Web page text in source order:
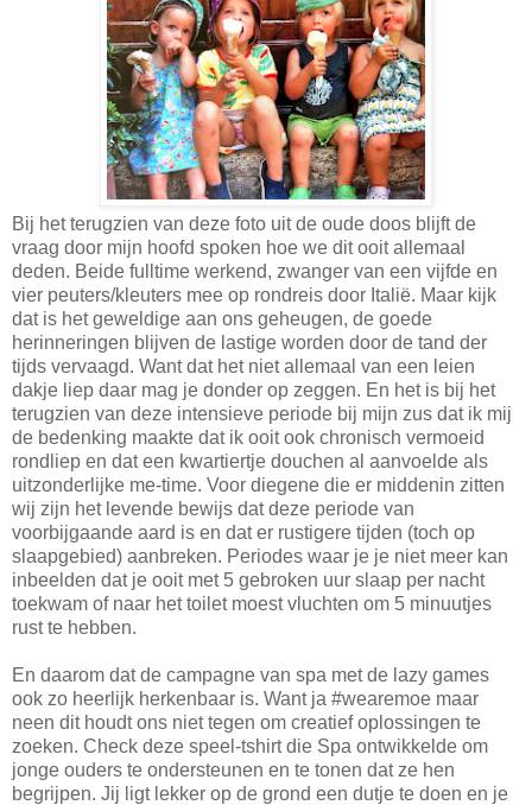
Bij het terugzien van deze foto uit de oude doos blijft de
vraag door mijn hoofd spoken hoe we dit ooit allemaal
deden. Beide fulltime werkend, zwanger van een vijfde en
vier peuters/kleuters mee op rondreis door Italië. Maar kijk
dat is het geweldige aan ons geheugen, de goede
herinneringen blijven de lastige worden door de tand der
tijds vervaagd. Want dat het niet allemaal van een leien
dakje liep daar mag je donder op zeggen. En het is bij het
terugzien van deze intensieve periode bij mijn zus dat ik mij
de bedenking maakte dat ik ooit ook chronisch vermoeid
rondliep en dat een kwartiertje douchen al aanvoelde als
uitzonderlijke me-time. Voor diegene die er middenin zitten
wij zijn het levende bewijs dat deze periode van
voorbijgaande aard is en dat er rustigere tijden (toch op
slaapgebied) aanbreken. Periodes waar je je niet meer kan
inbeelden dat je ooit met 5 gebroken uur slaap per nacht
toekwam of naar het toilet moest vluchten om 5 minuutjes
rust te hebben.
En daarom dat de campagne van spa met de lazy games
ook zo heerlijk herkenbaar is. Want ja #wearemoe maar
neen dit houdt ons niet tegen om creatief oplossingen te
zoeken. Check deze speel-tshirt die Spa ontwikkelde om
jonge ouders te ondersteunen en te tonen dat ze hen
begrijpen. Jij ligt lekker op de grond een dutje te doen en je